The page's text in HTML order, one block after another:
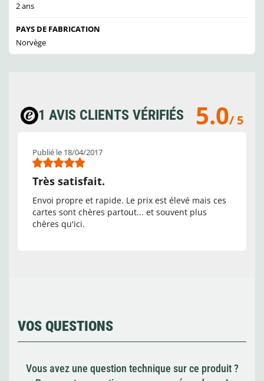
2 ans
PAYS DE FABRICATION
Norvège
1 AVIS CLIENTS VÉRIFIÉS 5.0/ 5
Publié le 18/04/2017
Très satisfait.
Envoi propre et rapide. Le prix est élevé mais ces
cartes sont chères partout... et souvent plus
chères qu'ici.
VOS QUESTIONS
Vous avez une question technique sur ce produit ?